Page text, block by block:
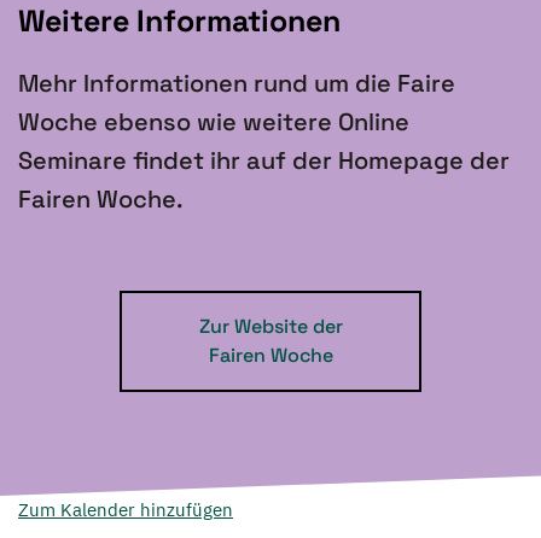
Weitere Informationen
Mehr Informationen rund um die Faire
Woche ebenso wie weitere Online
Seminare findet ihr auf der Homepage der
Fairen Woche.
Zur Website der
Fairen Woche
Zum Kalender hinzufügen